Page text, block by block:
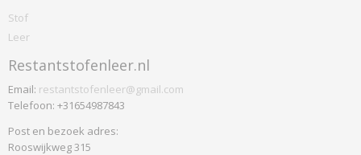
Stof
Leer
Restantstofenleer.nl
Email: restantstofenleer@gmail.com
Telefoon: +31654987843
Post en bezoek adres:
Rooswijkweg 315